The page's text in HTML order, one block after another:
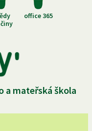
office 365
a mateřská škola